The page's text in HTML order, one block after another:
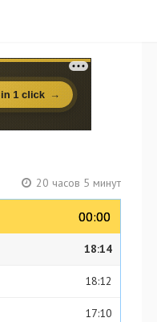
20 часов 5 минут
00:00
00:00
18:14
18:12
17:10